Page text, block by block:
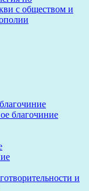
с обществом и
благочиние
и